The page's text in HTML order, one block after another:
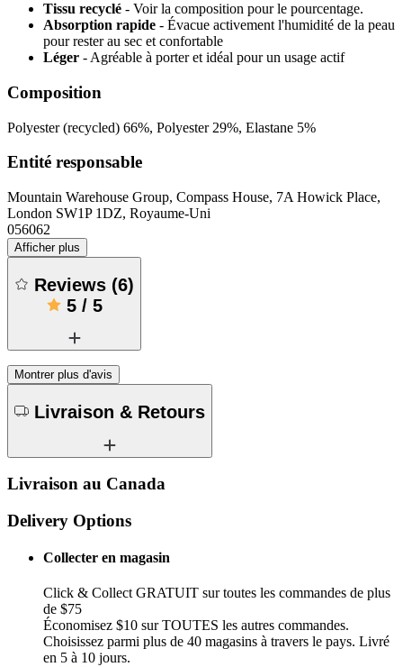
Tissu recyclé - Voir la composition pour le pourcentage.
Absorption rapide - Évacue activement l'humidité de la peau
pour rester au sec et confortable
Léger - Agréable à porter et idéal pour un usage actif
Composition
Polyester (recycled) 66%, Polyester 29%, Elastane 5%
Entité responsable
Mountain Warehouse Group, Compass House, 7A Howick Place,
London SW1P 1DZ, Royaume-Uni
056062
Afficher plus
Reviews (6)
5/ 5
Montrer plus d'avis
Livraison & Retours
Livraison au Canada
Delivery Options
Collecter en magasin
Click & Collect GRATUIT sur toutes les commandes de plus
de $75
Économisez $10 sur TOUTES les autres commandes.
Choisissez parmi plus de 40 magasins à travers le pays. Livré
en 5 à 10 jours.